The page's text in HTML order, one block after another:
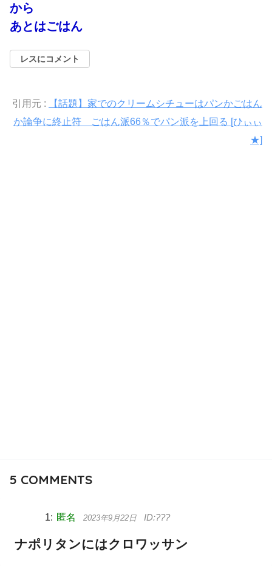
から
あとはごはん
レスにコメント
引用元 :
【話題】家でのクリームシチューはパンかごはん
か論争に終止符 ごはん派66％でパン派を上回る [ひぃぃ
★]
5 COMMENTS
匿名 2023年9月22日
ナポリタンにはクロワッサン